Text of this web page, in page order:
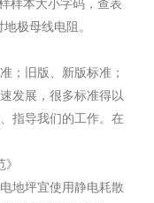
样本大小字码，查表
极母线电阻。
；旧版、新版标准；
发展，很多标准得以
指导我们的工作。在
地坪宜使用静电耗散